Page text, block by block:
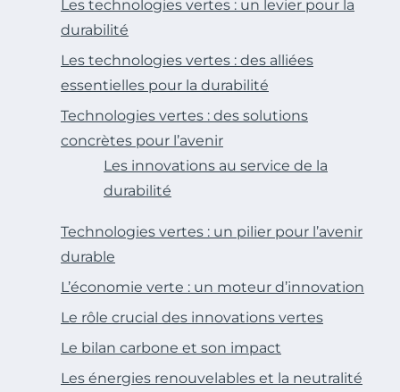
Les technologies vertes : un levier pour la
durabilité
Les technologies vertes : des alliées
essentielles pour la durabilité
Technologies vertes : des solutions
concrètes pour l’avenir
Les innovations au service de la
durabilité
Technologies vertes : un pilier pour l’avenir
durable
L’économie verte : un moteur d’innovation
Le rôle crucial des innovations vertes
Le bilan carbone et son impact
Les énergies renouvelables et la neutralité